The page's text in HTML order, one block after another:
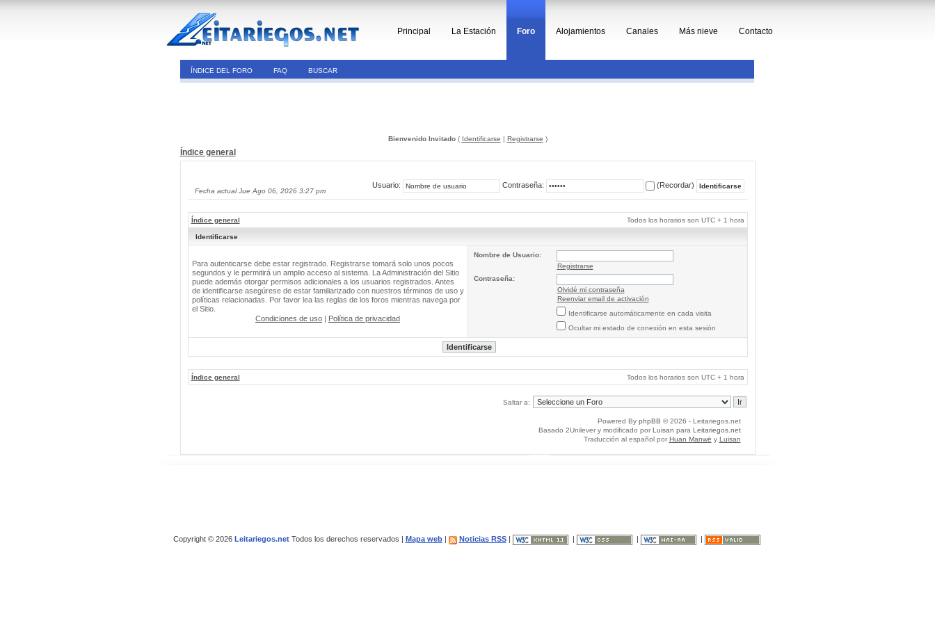
Principal La Estación Foro Alojamientos Canales Más nieve Contacto
ÍNDICE DEL FORO FAQ BUSCAR
Bienvenido Invitado( Identificarse | Registrarse )
Índice general
Fecha actual Jue Ago 06, 2026 3:27 pm
Usuario: Contraseña: (Recordar)
Índice general Todos los horarios son UTC + 1 hora
Identificarse
Para autenticarse debe estar registrado. Registrarse tomará solo unos pocos
segundos y le permitirá un amplio acceso al sistema. La Administración del Sitio
puede además otorgar permisos adicionales a los usuarios registrados. Antes
de identificarse asegúrese de estar familiarizado con nuestros términos de uso y
políticas relacionadas. Por favor lea las reglas de los foros mientras navega por
el Sitio.
Condiciones de uso | Política de privacidad
Nombre de Usuario:
Registrarse
Contraseña:
Olvidé mi contraseña
Reenviar email de activación
Identificarse automáticamente en cada visita
Ocultar mi estado de conexión en esta sesión
Índice general Todos los horarios son UTC + 1 hora
Saltar a:
Powered By phpBB © 2026 - Leitariegos.net
Basado 2Unilever y modificado por Luisan para Leitariegos.net
Traducción al español por Huan Manwë y Luisan
Copyright © 2026 Leitariegos.netTodos los derechos reservados | Mapa web| Noticias RSS|